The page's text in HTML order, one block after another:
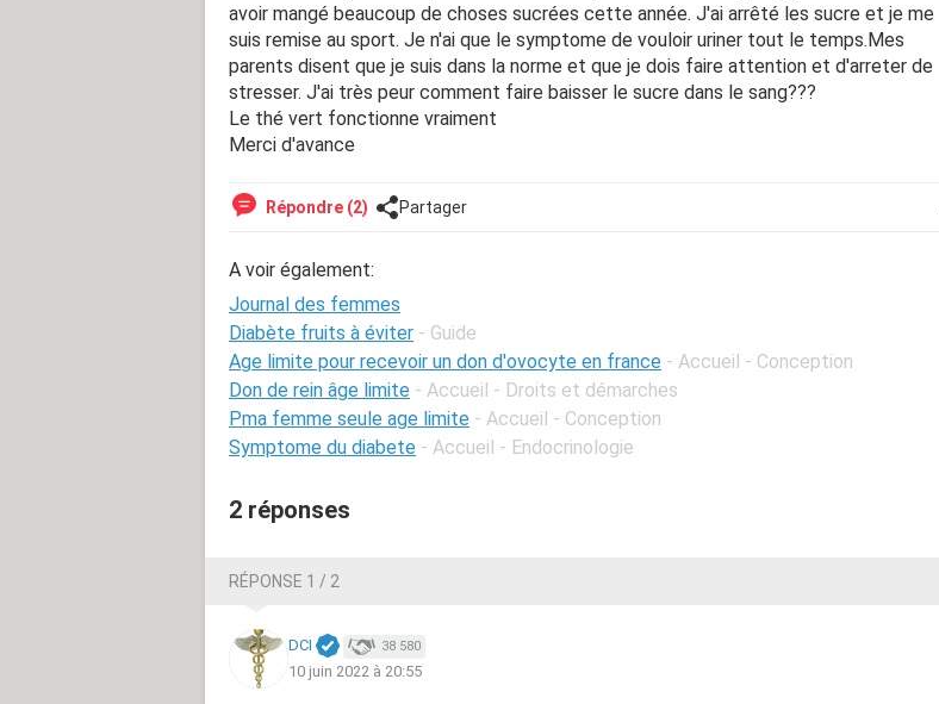
avoir mangé beaucoup de choses sucrées cette année. J'ai arrêté les sucre et je me
suis remise au sport. Je n'ai que le symptome de vouloir uriner tout le temps.Mes
parents disent que je suis dans la norme et que je dois faire attention et d'arreter de
stresser. J'ai très peur comment faire baisser le sucre dans le sang???
Le thé vert fonctionne vraiment
Merci d'avance
Répondre (2) Partager
A voir également:
Journal des femmes
Diabète fruits à éviter - Guide
Age limite pour recevoir un don d'ovocyte en france - Accueil - Conception
Don de rein âge limite - Accueil - Droits et démarches
Pma femme seule age limite - Accueil - Conception
Symptome du diabete - Accueil - Endocrinologie
2 réponses
RÉPONSE 1 / 2
DCI 38 580
10 juin 2022 à 20:55